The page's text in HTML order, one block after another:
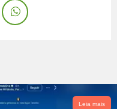
Leia mais